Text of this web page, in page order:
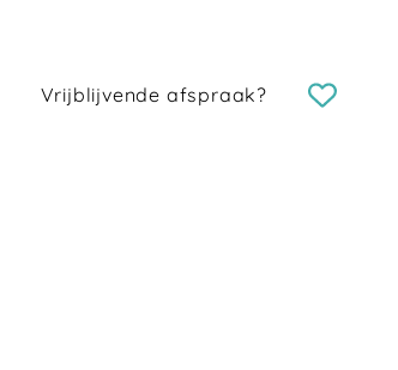
Vrijblijvende afspraak?